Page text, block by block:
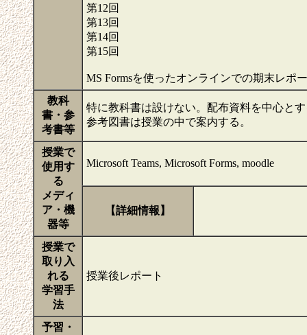
第12回
第13回
第14回
第15回
MS Formsを使ったオンラインでの期末レポ
教科
書・参
考書等
特に教科書は設けない。配布資料を中心と
参考図書は授業の中で案内する。
授業で
使用す
る
メディ
ア・機
器等
Microsoft Teams, Microsoft Forms, moodle
【詳細情報】
授業で
取り入
れる
学習手
法
授業後レポート
予習・